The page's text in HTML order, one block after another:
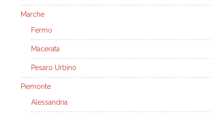
Marche
Fermo
Macerata
Pesaro Urbino
Piemonte
Alessandria